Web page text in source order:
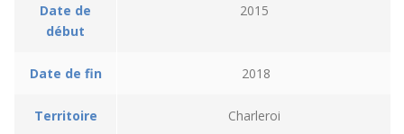
Date de
début
2015
Date de fin 2018
Territoire Charleroi